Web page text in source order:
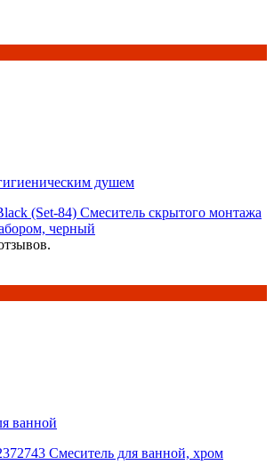
душем
(Set-84) Смеситель скрытого монтажа
черный
ванной
Смеситель для ванной, хром